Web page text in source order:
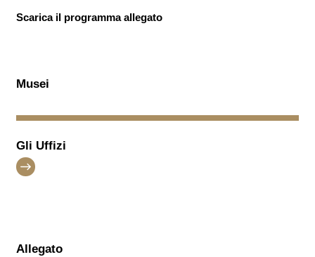
Scarica il programma allegato
Musei
Gli Uffizi
Allegato